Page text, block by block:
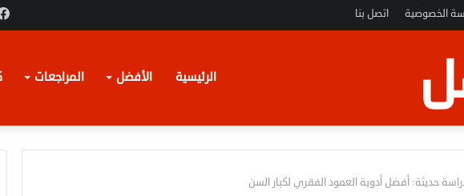
الخصوصية اتصل بنا
الرئيسية الأفضل المراجعات
حديثة: أفضل أدوية العمود الفقري لكبار السن